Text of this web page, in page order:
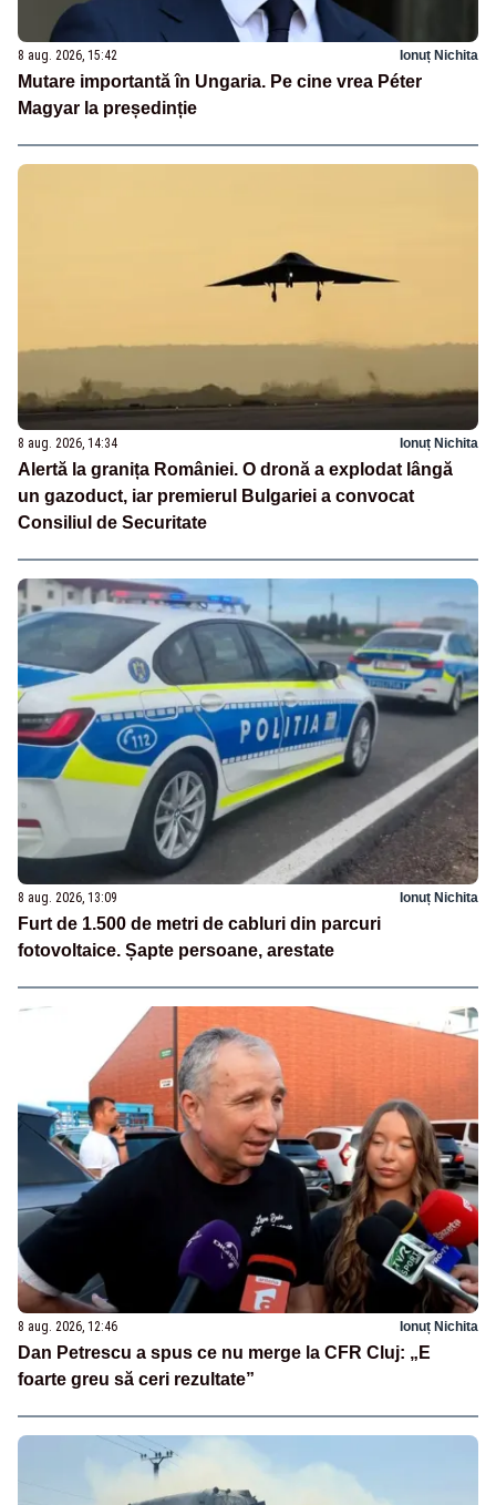
8 aug. 2026, 15:42 Ionuț Nichita
Mutare importantă în Ungaria. Pe cine vrea Péter
Magyar la președinție
8 aug. 2026, 14:34 Ionuț Nichita
Alertă la granița României. O dronă a explodat lângă
un gazoduct, iar premierul Bulgariei a convocat
Consiliul de Securitate
8 aug. 2026, 13:09 Ionuț Nichita
Furt de 1.500 de metri de cabluri din parcuri
fotovoltaice. Șapte persoane, arestate
8 aug. 2026, 12:46 Ionuț Nichita
Dan Petrescu a spus ce nu merge la CFR Cluj: „E
foarte greu să ceri rezultate”